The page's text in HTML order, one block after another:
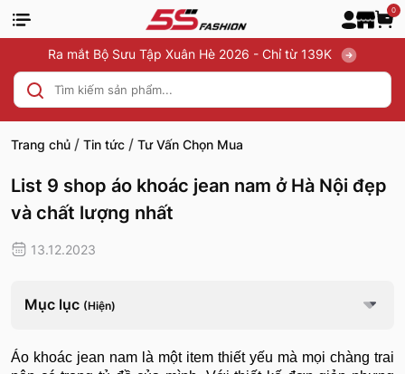
0
Ra mắt Bộ Sưu Tập Xuân Hè 2026 - Chỉ từ 139K
Trang chủ / Tin tức / Tư Vấn Chọn Mua
List 9 shop áo khoác jean nam ở Hà Nội đẹp
và chất lượng nhất
13.12.2023
Mục lục (Hiện)
Áo khoác jean nam là một item thiết yếu mà mọi chàng trai